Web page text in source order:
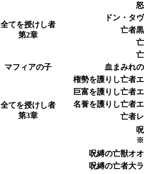
全てを授けし者
第2章
ドン・タ
亡者
マフィアの子
血まみれ
全てを授けし者
第3章
権勢を護りし亡者
巨富を護りし亡者
名誉を護りし亡者
亡者
※
呪縛の亡獣オ
呪縛の亡者大